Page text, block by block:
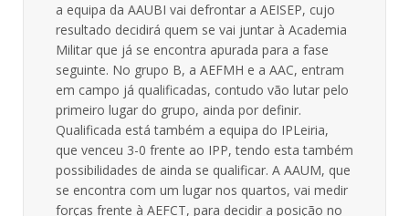
a equipa da AAUBI vai defrontar a AEISEP, cujo
resultado decidirá quem se vai juntar à Academia
Militar que já se encontra apurada para a fase
seguinte. No grupo B, a AEFMH e a AAC, entram
em campo já qualificadas, contudo vão lutar pelo
primeiro lugar do grupo, ainda por definir.
Qualificada está também a equipa do IPLeiria,
que venceu 3-0 frente ao IPP, tendo esta também
possibilidades de ainda se qualificar. A AAUM, que
se encontra com um lugar nos quartos, vai medir
forças frente à AEFCT, para decidir a posição no